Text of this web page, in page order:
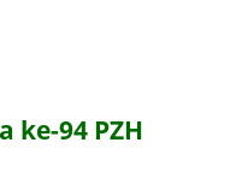
94 PZH